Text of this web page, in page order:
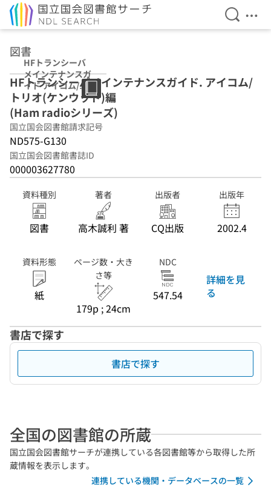
検索を
メ
図書
HFトランシーバ
メインテナンスガ
イド アイコム/ト
リオ(ケンウッド)
編 (Ham radioシ
リーズ)
HFトランシーバメインテナンスガイド. アイコム/
トリオ(ケンウッド)編
(Ham radioシリーズ)
国立国会図書館請求記号
ND575-G130
国立国会図書館書誌ID
000003627780
資料種別
図書
著者
高木誠利 著
出版者
CQ出版
出版年
2002.4
資料形態
紙
ページ数・大き
さ等
179p ; 24cm
NDC
547.54
詳細を見
る
書店で探す
書店で探す
全国の図書館の所蔵
国立国会図書館サーチが連携している各図書館等から取得した所
蔵情報を表示します。
連携している機関・データベースの一覧